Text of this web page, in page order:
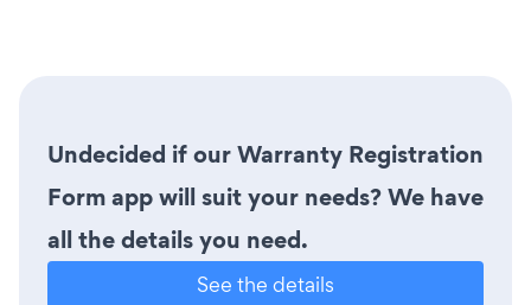
Undecided if our Warranty Registration
Form app will suit your needs? We have
all the details you need.
See the details